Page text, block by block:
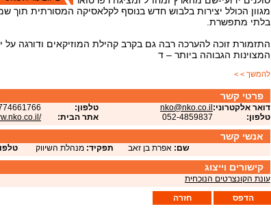
מגוון הכולל יצירות בלבוש חדש בנוסף לקלאסיקה המסורתית תוך
בלתי מתפשרת.
התזמורת זוכה להערכה רבה גם בקרב קהילת המוזיקאים ודורגה על
המצוינות הגבוהה ביותר – ד
להמשך > >
פרטי קשר
דואר אלקטרוני: nko@nko.co.il טלפון:
טלפון:
052-4859837 אתר הבית:
אנשי קשר
שם: אפרת בן זאב תפקיד: מנהלת השיווק
קישורים וייצוג
עונת הקונצרטים הנוכחית
חזרה
הדפס